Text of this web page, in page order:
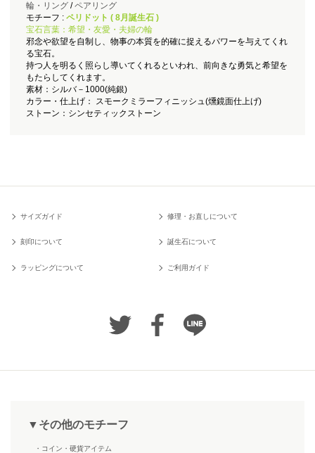
輪・リング/ペアリング
モチーフ : ペリドット ( 8月誕生石 )
宝石言葉：希望・友愛・夫婦の輪
邪念や欲望を自制し、物事の本質を的確に捉えるパワーを与えてくれ
る宝石。
持つ人を明るく照らし導いてくれるといわれ、前向きな勇気と希望を
もたらしてくれます。
素材：シルバ－1000(純銀)
カラー・仕上げ： スモークミラーフィニッシュ(燻鏡面仕上げ)
ストーン：シンセティックストーン
サイズガイド 修理・お直しについて
刻印について 誕生石について
ラッピングについて ご利用ガイド
▼その他のモチーフ
・コイン・硬貨アイテム